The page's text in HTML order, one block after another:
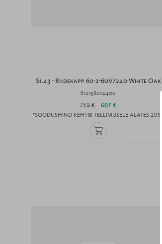
S1.43 - Riidekapp 60-2-60V/240 White Oak
612x580x2400
759 € 607 €
*SOODUSHIND KEHTIB TELLIMUSELE ALATES 299€